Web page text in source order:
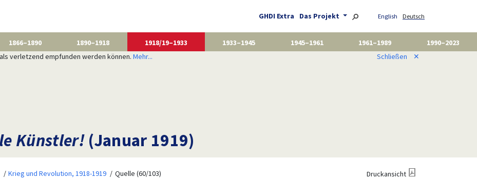
GHDI Extra Das Projekt English Deutsch
1866–1890 1890–1918 1918/19–1933 1933–1945 1945–1961 1961–1989
1990–2023
verletzend empfunden werden können. Mehr... Schließen ✕
Künstler! (Januar 1919)
Krieg und Revolution, 1918-1919 Quelle (60/103) Druckansicht